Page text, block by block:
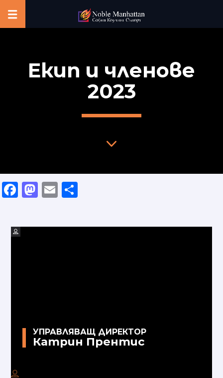
Екип и членове
2023
Facebook
Mastodon
Email
УПРАВЛЯВАЩ ДИРЕКТОР
Катрин Прентис